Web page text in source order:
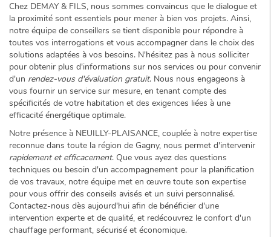
Chez DEMAY & FILS, nous sommes convaincus que le dialogue et
la proximité sont essentiels pour mener à bien vos projets. Ainsi,
notre équipe de conseillers se tient disponible pour répondre à
toutes vos interrogations et vous accompagner dans le choix des
solutions adaptées à vos besoins. N'hésitez pas à nous solliciter
pour obtenir plus d'informations sur nos services ou pour convenir
d'un rendez-vous d'évaluation gratuit. Nous nous engageons à
vous fournir un service sur mesure, en tenant compte des
spécificités de votre habitation et des exigences liées à une
efficacité énergétique optimale.
Notre présence à NEUILLY-PLAISANCE, couplée à notre expertise
reconnue dans toute la région de Gagny, nous permet d'intervenir
rapidement et efficacement. Que vous ayez des questions
techniques ou besoin d'un accompagnement pour la planification
de vos travaux, notre équipe met en œuvre toute son expertise
pour vous offrir des conseils avisés et un suivi personnalisé.
Contactez-nous dès aujourd'hui afin de bénéficier d'une
intervention experte et de qualité, et redécouvrez le confort d'un
chauffage performant, sécurisé et économique.